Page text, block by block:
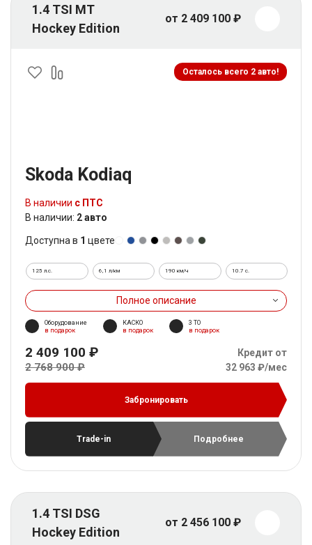
1.4 TSI MT
Hockey Edition
от 2 409 100 ₽
Осталось всего 2 авто!
Skoda Kodiaq
В наличии с ПТС
В наличии: 2 авто
Доступна в 1 цвете
125 л.с. 6,1 л/км 190 км/ч 10.7 c.
Полное описание
Оборудование
в подарок
КАСКО
в подарок
3 ТО
в подарок
2 409 100 ₽
2 768 900 ₽
Кредит от
32 963 ₽/мес
Забронировать
Trade-in Подробнее
1.4 TSI DSG
Hockey Edition
от 2 456 100 ₽